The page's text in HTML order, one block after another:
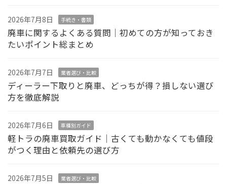
2026年7月8日 手続き・書類
廃車に関するよくある質問｜初めての方が知っておき
たいポイント総まとめ
2026年7月7日 業者選び・比較
ディーラー下取りと廃車、どっちが得？損しない選び
方を徹底解説
2026年7月6日 車種別ガイド
軽トラの廃車買取ガイド｜古くても動かなくても値段
がつく理由と依頼先の選び方
2026年7月5日 業者選び・比較